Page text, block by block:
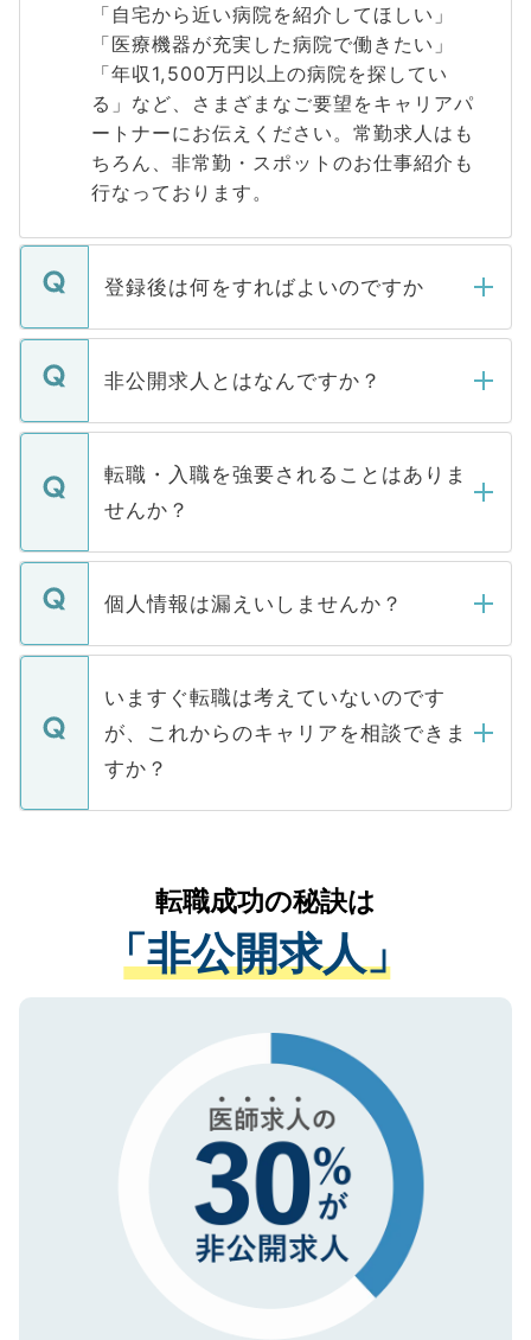
「自宅から近い病院を紹介してほしい」
「医療機器が充実した病院で働きたい」
「年収1,500万円以上の病院を探してい
る」など、さまざまなご要望をキャリアパ
ートナーにお伝えください。常勤求人はも
ちろん、非常勤・スポットのお仕事紹介も
行なっております。
登録後は何をすればよいのですか
ご登録いただきましたら、弊社担当者がご
登録内容を確認し、その後メールもしくは
ます。通常、5営業日以内にはご連絡をせて
いただきますので、しばらくお待ちくださ
い。
非公開求人とはなんですか？
マイナビDOCTORで取り扱っている求人の
うち約3割は、Webサイトからご覧いただ
けない「非公開求人」です。非公開求人は
下記の理由によって、一般には公開してい
ません。
■応募殺到を避けるため 人気のある医療機
関を公にしてしまうと、応募が殺到する場
に、医療機関が求める条件に合った人材の
みを人材紹介会社に依頼するケースが増え
ています。
転職・入職を強要されることはありま
せんか？
転職・入職を強要することは一切ありませ
ん。また、仮に応募先から内定をいただい
定を承諾する必要はありません。内定先へ
の辞退の連絡はキャリアパートナーが行い
ますので、ご安心ください。
個人情報は漏えいしませんか？
個人情報が漏えいすることはありませんの
で、ご安心ください。当サイトからの登録
などで収集したご登録者様の個人情報は、
ご本人のキャリアアップおよび転職活動の
支援を目的に使用いたします。お預かりし
ているすべての個人データはご本人の許可
は、個人情報の取り扱いについての厳密な
管理基準を満たした事業者のみに付与され
る、プライバシーマークを取得済みです。
ご登録いただいた個人情報は、SSL（デー
で、機密保持に関してもご安心ください。
いますぐ転職は考えていないのです
が、これからのキャリアを相談できま
すか？
かがいして、現在の医療機関の状況や紹介
経験をまじえながら、適切なアドバイスを
させていただきます。すぐにご転職をされ
ない方には、長期的なサポートが可能です
ので、まずはご登録ください。
転職成功の秘訣は
「非公開求人」